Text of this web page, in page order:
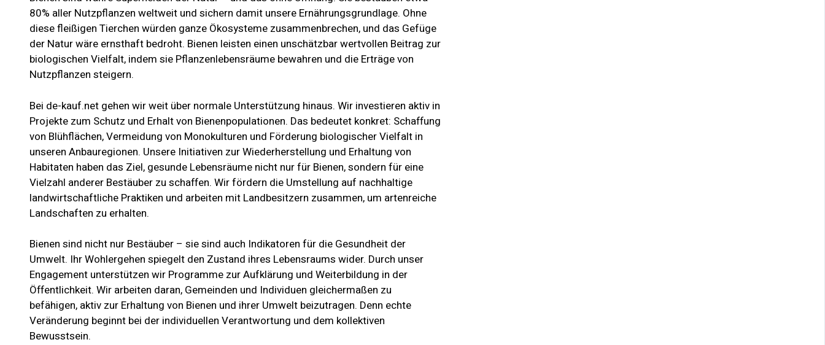
80% aller Nutzpflanzen weltweit und sichern damit unsere Ernährungsgrundlage. Ohne
diese fleißigen Tierchen würden ganze Ökosysteme zusammenbrechen, und das Gefüge
der Natur wäre ernsthaft bedroht. Bienen leisten einen unschätzbar wertvollen Beitrag zur
biologischen Vielfalt, indem sie Pflanzenlebensräume bewahren und die Erträge von
Nutzpflanzen steigern.
Bei de-kauf.net gehen wir weit über normale Unterstützung hinaus. Wir investieren aktiv in
Projekte zum Schutz und Erhalt von Bienenpopulationen. Das bedeutet konkret: Schaffung
von Blühflächen, Vermeidung von Monokulturen und Förderung biologischer Vielfalt in
unseren Anbauregionen. Unsere Initiativen zur Wiederherstellung und Erhaltung von
Habitaten haben das Ziel, gesunde Lebensräume nicht nur für Bienen, sondern für eine
Vielzahl anderer Bestäuber zu schaffen. Wir fördern die Umstellung auf nachhaltige
landwirtschaftliche Praktiken und arbeiten mit Landbesitzern zusammen, um artenreiche
Landschaften zu erhalten.
Bienen sind nicht nur Bestäuber – sie sind auch Indikatoren für die Gesundheit der
Umwelt. Ihr Wohlergehen spiegelt den Zustand ihres Lebensraums wider. Durch unser
Engagement unterstützen wir Programme zur Aufklärung und Weiterbildung in der
Öffentlichkeit. Wir arbeiten daran, Gemeinden und Individuen gleichermaßen zu
befähigen, aktiv zur Erhaltung von Bienen und ihrer Umwelt beizutragen. Denn echte
Veränderung beginnt bei der individuellen Verantwortung und dem kollektiven
Bewusstsein.